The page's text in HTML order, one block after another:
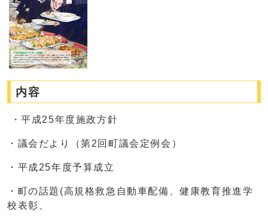
内容
・平成25年度施政方針
・議会だより（第2回町議会定例会）
・平成25年度予算成立
・町の話題(高規格救急自動車配備、健康教育推進学
校表彰、